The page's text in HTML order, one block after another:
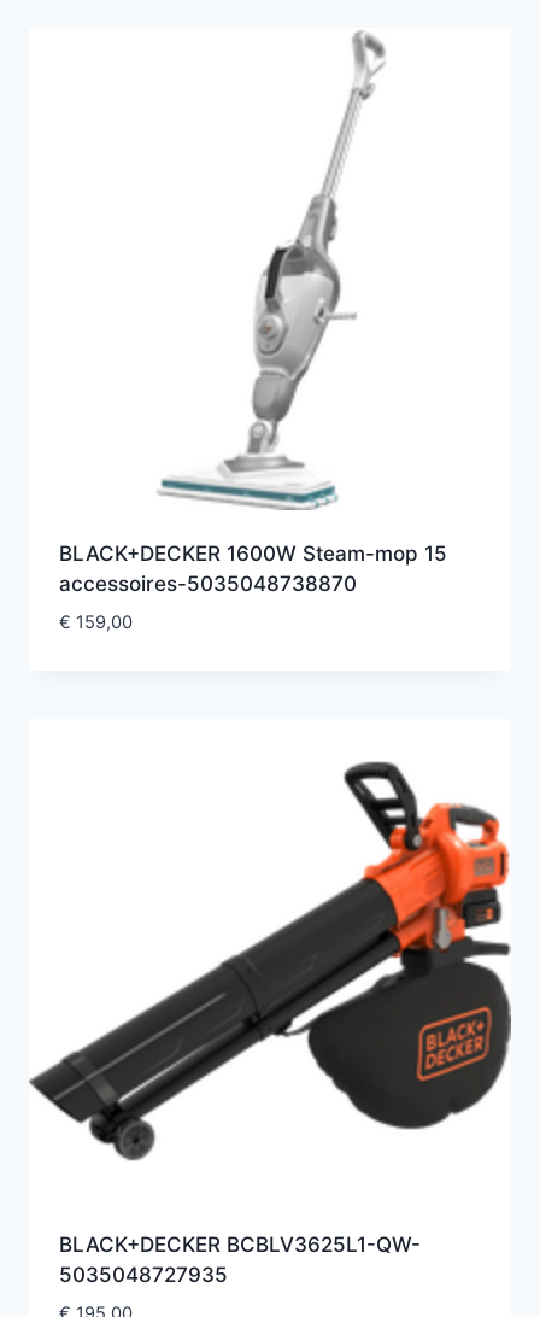
BLACK+DECKER 1600W Steam-mop 15
accessoires-5035048738870
€ 159,00
BLACK+DECKER BCBLV3625L1-QW-
5035048727935